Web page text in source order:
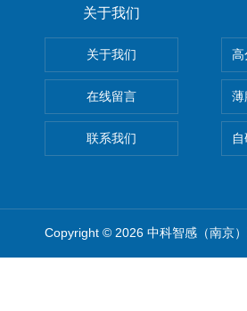
关于我们
关于我们
在线留言
联系我们
高
薄
Copyright © 2026 中科智感（南京